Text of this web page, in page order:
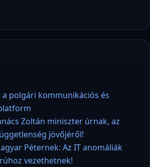
a polgári kommunikációs és
Zoltán miniszter úrnak, az
jövőjéről!
Péternek: Az IT anomáliák
vezethetnek!